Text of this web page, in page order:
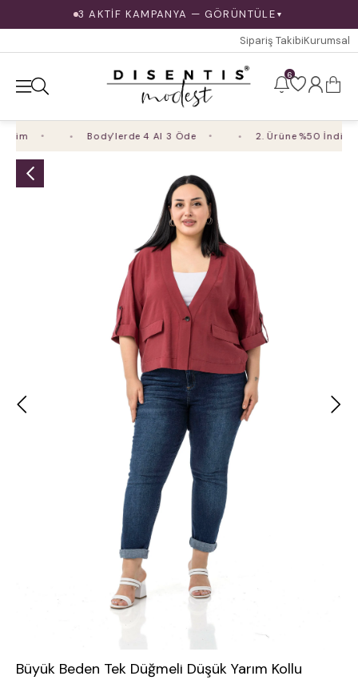
3 AKTİF KAMPANYA — GÖRÜNTÜLE ▼
Sipariş TakibiKurumsal
6
Body'lerde 4 Al 3 Öde 2. Ürüne %50 İndirim
Büyük Beden Tek Düğmeli Düşük Yarım Kollu